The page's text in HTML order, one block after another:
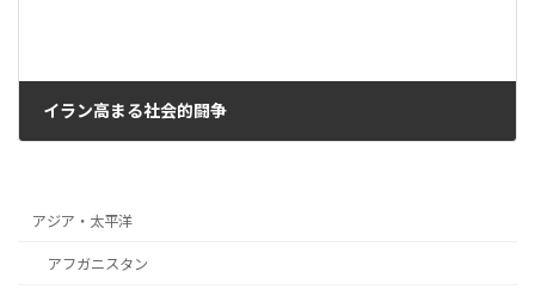
イラン高まる社会的闘争
アジア・太平洋
アフガニスタン